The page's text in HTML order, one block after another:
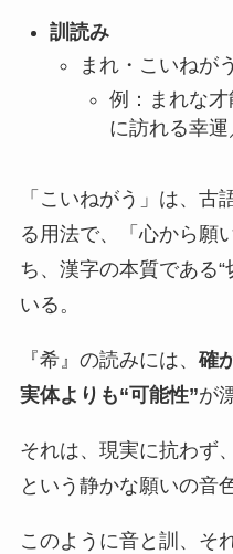
訓読み
まれ・こいねがう
例：まれな
に訪れる幸
「こいねがう」は、古
る用法で、「心から願
ち、漢字の本質である
いる。
『希』の読みには、 確
実体よりも“可能性”が
それは、現実に抗わず
という静かな願いの音
このように音と訓、そ